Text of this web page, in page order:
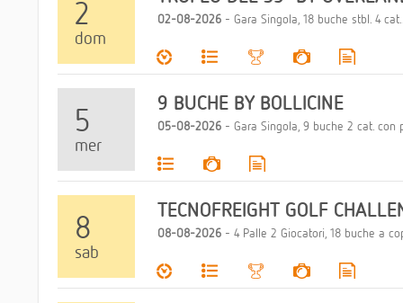
2
dom
02-08-2026- Gara Singola, 18 buche stbl. 4
5
mer
9 BUCHE BY BOLLICINE
05-08-2026- Gara Singola, 9 buche 2 cat. con
8
sab
TECNOFREIGHT GOLF
08-08-2026- 4 Palle 2 Giocatori, 18 buche a